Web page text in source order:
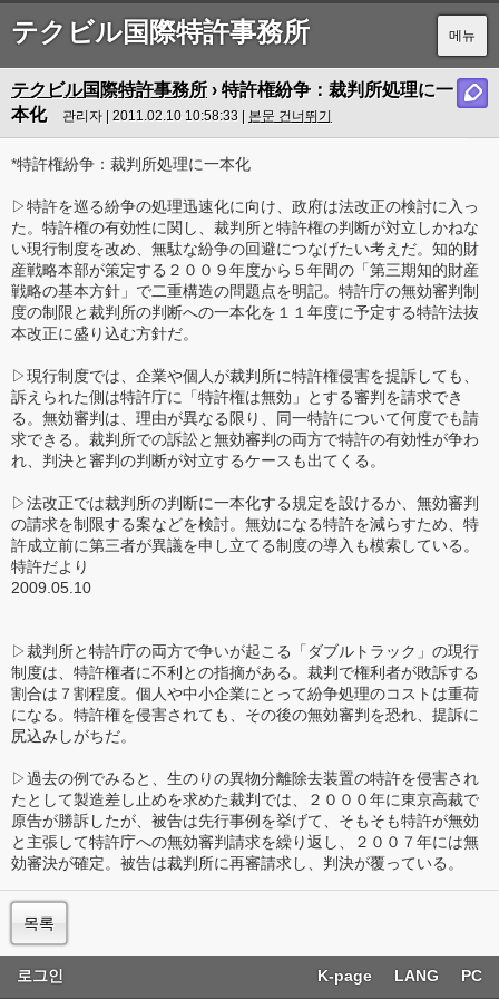
テクビル国際特許事務所 메뉴
テクビル国際特許事務所› 特許権紛争：裁判所処理に一
本化
관리자 | 2011.02.10 10:58:33 | 본문 건너뛰기
*特許権紛争：裁判所処理に一本化
▷特許を巡る紛争の処理迅速化に向け、政府は法改正の検討に入っ
た。特許権の有効性に関し、裁判所と特許権の判断が対立しかねな
い現行制度を改め、無駄な紛争の回避につなげたい考えだ。知的財
産戦略本部が策定する２００９年度から５年間の「第三期知的財産
戦略の基本方針」で二重構造の問題点を明記。特許庁の無効審判制
度の制限と裁判所の判断への一本化を１１年度に予定する特許法抜
本改正に盛り込む方針だ。
▷現行制度では、企業や個人が裁判所に特許権侵害を提訴しても、
訴えられた側は特許庁に「特許権は無効」とする審判を請求でき
る。無効審判は、理由が異なる限り、同一特許について何度でも請
求できる。裁判所での訴訟と無効審判の両方で特許の有効性が争わ
れ、判決と審判の判断が対立するケースも出てくる。
▷法改正では裁判所の判断に一本化する規定を設けるか、無効審判
の請求を制限する案などを検討。無効になる特許を減らすため、特
許成立前に第三者が異議を申し立てる制度の導入も模索している。
特許だより
2009.05.10
▷裁判所と特許庁の両方で争いが起こる「ダブルトラック」の現行
制度は、特許権者に不利との指摘がある。裁判で権利者が敗訴する
割合は７割程度。個人や中小企業にとって紛争処理のコストは重荷
になる。特許権を侵害されても、その後の無効審判を恐れ、提訴に
尻込みしがちだ。
▷過去の例でみると、生のりの異物分離除去装置の特許を侵害され
たとして製造差し止めを求めた裁判では、２０００年に東京高裁で
原告が勝訴したが、被告は先行事例を挙げて、そもそも特許が無効
と主張して特許庁への無効審判請求を繰り返し、２００７年には無
効審決が確定。被告は裁判所に再審請求し、判決が覆っている。
목록
로그인 PC
LANG
K-page